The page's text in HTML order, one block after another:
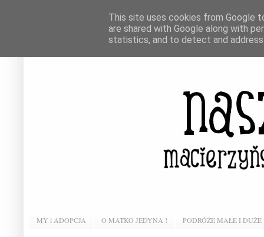
MY i ADOPCJA O MATKO JEDYNA ! PODRÓŻE MAŁE I DUŻE
This site uses cookies from Google
are shared with Google along with
statistics, and to detect and address